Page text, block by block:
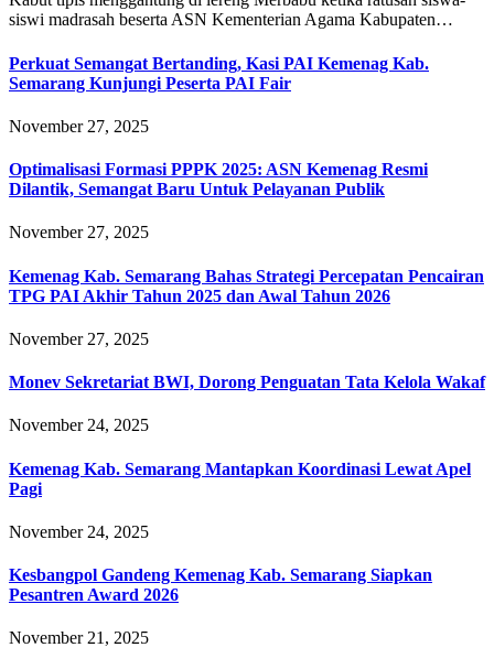
siswi madrasah beserta ASN Kementerian Agama Kabupaten…
Perkuat Semangat Bertanding, Kasi PAI Kemenag Kab.
Semarang Kunjungi Peserta PAI Fair
November 27, 2025
Optimalisasi Formasi PPPK 2025: ASN Kemenag Resmi
Dilantik, Semangat Baru Untuk Pelayanan Publik
November 27, 2025
Kemenag Kab. Semarang Bahas Strategi Percepatan Pencairan
TPG PAI Akhir Tahun 2025 dan Awal Tahun 2026
November 27, 2025
Monev Sekretariat BWI, Dorong Penguatan Tata Kelola Wakaf
November 24, 2025
Kemenag Kab. Semarang Mantapkan Koordinasi Lewat Apel
Pagi
November 24, 2025
Kesbangpol Gandeng Kemenag Kab. Semarang Siapkan
Pesantren Award 2026
November 21, 2025